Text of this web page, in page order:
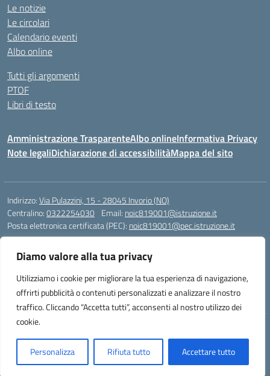
Diamo valore alla tua privacy
Utilizziamo i cookie per migliorare la tua esperienza di navigazione,
offrirti pubblicità o contenuti personalizzati e analizzare il nostro
traffico. Cliccando “Accetta tutti”, acconsenti al nostro utilizzo dei
cookie.
Personalizza Rifiuta tutto Accettare tutto
Le notizie
Le circolari
Calendario eventi
Albo online
Tutti gli argomenti
PTOF
Libri di testo
Amministrazione TrasparenteAlbo onlineInformativa Privacy
Note legaliDichiarazione di accessibilitàMappa del sito
Indirizzo:Via Pulazzini, 15 - 28045 Invorio (NO)
Centralino:0322254030 Email: noic819001@istruzione.it
Posta elettronica certificata (PEC): noic819001@pec.istruzione.it
Codice meccanografico:NOIC819001
Codice Indice delle Pubbliche Amministrazioni (IPA): istsc_noic819001
Codice unico di fatturazione (CUF): UFZ9M3